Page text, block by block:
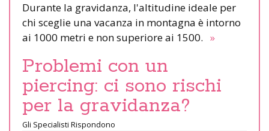
Durante la gravidanza, l'altitudine ideale per
chi sceglie una vacanza in montagna è intorno
ai 1000 metri e non superiore ai 1500. »
Problemi con un
piercing: ci sono rischi
per la gravidanza?
Gli Specialisti Rispondono